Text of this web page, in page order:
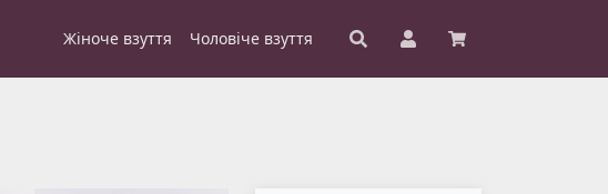
Жіноче взуття Чоловіче взуття